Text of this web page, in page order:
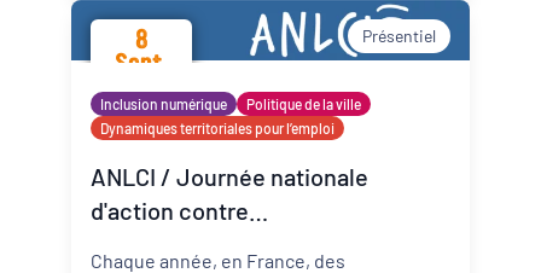
promotion de la santé mentale
dans les Cités éducatives de
8
Sept.
Présentiel
Inclusion numérique
Politique de la ville
Dynamiques territoriales pour l’emploi
ANLCI / Journée nationale
d'action contre
Chaque année, en France, des